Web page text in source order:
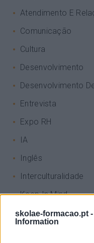
skolae-formacao.pt -
Information
Atendimento E
Comunicação
Cultura
Desenvolvimento
Desenvolvimento
Entrevista
Expo RH
IA
Inglês
Interculturalidade
Keep In Mind
Liderança